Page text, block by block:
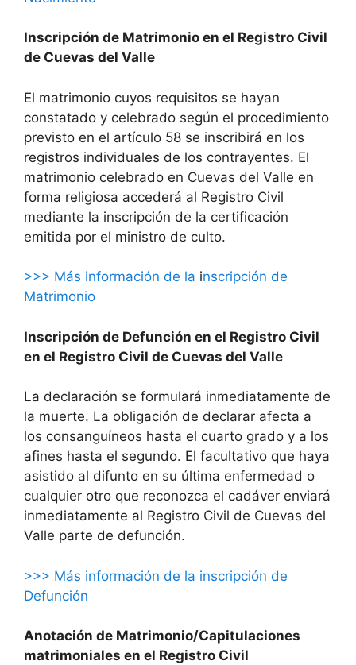
Inscripción de Matrimonio en el Registro Civil
de Cuevas del Valle
El matrimonio cuyos requisitos se hayan
constatado y celebrado según el procedimiento
previsto en el artículo 58 se inscribirá en los
registros individuales de los contrayentes. El
matrimonio celebrado en Cuevas del Valle en
forma religiosa accederá al Registro Civil
mediante la inscripción de la certificación
emitida por el ministro de culto.
>>> Más información de la inscripción de
Matrimonio
Inscripción de Defunción en el Registro Civil
en el Registro Civil de Cuevas del Valle
La declaración se formulará inmediatamente de
la muerte. La obligación de declarar afecta a
los consanguíneos hasta el cuarto grado y a los
afines hasta el segundo. El facultativo que haya
asistido al difunto en su última enfermedad o
cualquier otro que reconozca el cadáver enviará
inmediatamente al Registro Civil de Cuevas del
Valle parte de defunción.
>>> Más información de la inscripción de
Defunción
Anotación de Matrimonio/Capitulaciones
matrimoniales en el Registro Civil